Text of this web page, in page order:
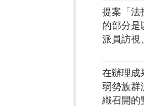
提案「法
的部分是
派員訪視
在辦理成
弱勢族群
織召開的